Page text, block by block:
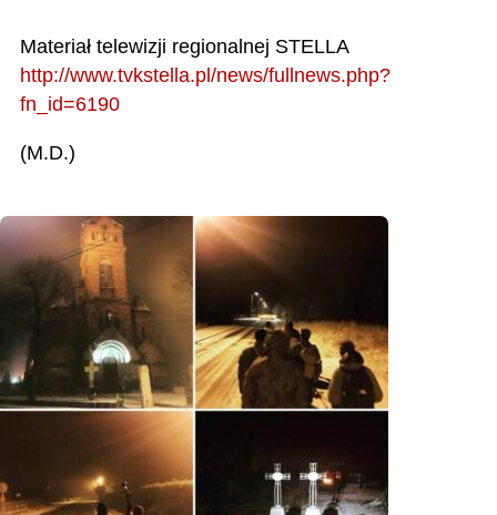
Materiał telewizji regionalnej STELLA
http://www.tvkstella.pl/news/fullnews.php?
fn_id=6190
(M.D.)